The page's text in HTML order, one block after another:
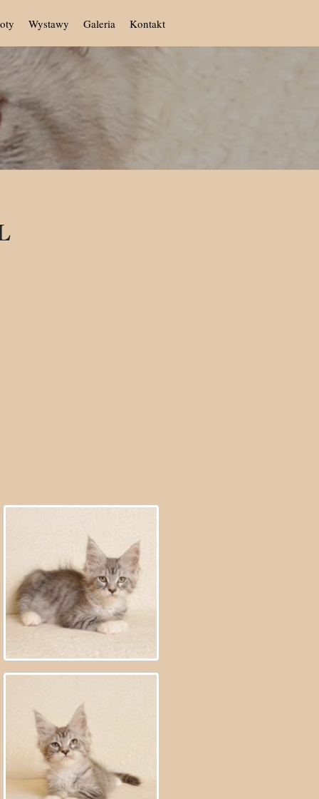
Wystawy Galeria Kontakt